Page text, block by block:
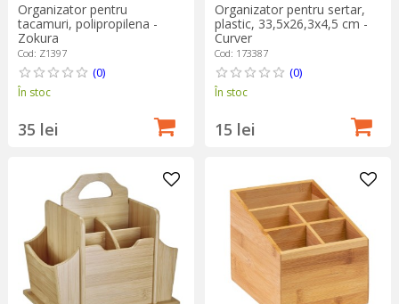
Organizator pentru
tacamuri, polipropilena -
Zokura
Cod: Z1397
(0)
În stoc
35 lei
Organizator pentru sertar,
plastic, 33,5x26,3x4,5 cm -
Curver
Cod: 173387
(0)
În stoc
15 lei